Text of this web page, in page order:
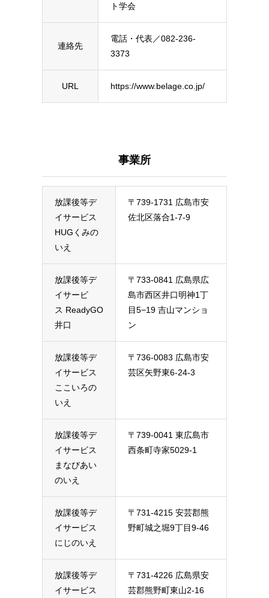
ト学会
連絡先
電話・代表／082-236-
3373
URL https://www.belage.co.jp/
事業所
放課後等デ
イサービス
HUGくみの
いえ
〒739-1731 広島市安
佐北区落合1-7-9
放課後等デ
イサービ
ス ReadyGO
井口
〒733-0841 広島県広
島市西区井口明神1丁
目5−19 吉山マンショ
ン
放課後等デ
イサービス
ここいろの
いえ
〒736-0083 広島市安
芸区矢野東6-24-3
放課後等デ
イサービス
まなびあい
のいえ
〒739-0041 東広島市
西条町寺家5029-1
放課後等デ
イサービス
にじのいえ
〒731-4215 安芸郡熊
野町城之堀9丁目9-46
放課後等デ
イサービス
〒731-4226 広島県安
芸郡熊野町東山2-16